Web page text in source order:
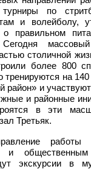
турниры по
и волейболу,
о правильном
Сегодня
столичной
более 800
тренируются на
район» и
и районные
в эти
Третьяк.
работы
и
экскурсии в